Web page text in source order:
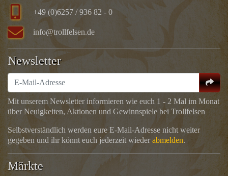
+49 (0)6257 / 936 82 - 0
info@trollfelsen.de
Newsletter
Mit unserem Newsletter informieren wie euch 1 - 2 Mal im Monat
über Neuigkeiten, Aktionen und Gewinnspiele bei Trollfelsen
Selbstverständlich werden eure E-Mail-Adresse nicht weiter
gegeben und ihr könnt euch jederzeit wiederabmelden.
Märkte